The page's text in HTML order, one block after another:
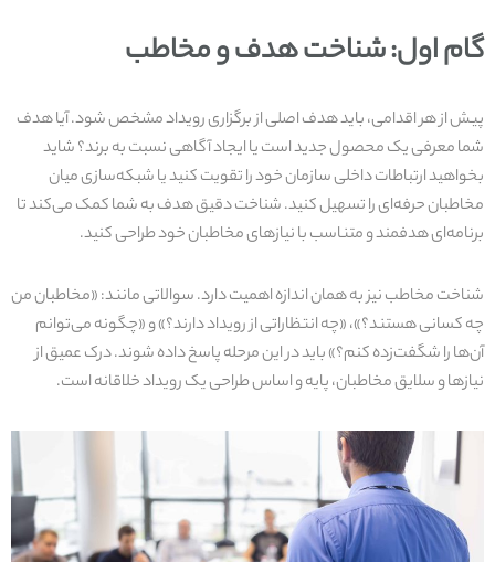
گام اول: شناخت هدف و مخاطب
پیش از هر اقدامی، باید هدف اصلی از برگزاری رویداد مشخص شود. آیا هدف
شما معرفی یک محصول جدید است یا ایجاد آگاهی نسبت به برند؟ شاید
بخواهید ارتباطات داخلی سازمان خود را تقویت کنید یا شبکه‌سازی میان
مخاطبان حرفه‌ای را تسهیل کنید. شناخت دقیق هدف به شما کمک می‌کند تا
برنامه‌ای هدفمند و متناسب با نیازهای مخاطبان خود طراحی کنید.
شناخت مخاطب نیز به همان اندازه اهمیت دارد. سوالاتی مانند: «مخاطبان من
چه کسانی هستند؟»، «چه انتظاراتی از رویداد دارند؟» و «چگونه می‌توانم
آن‌ها را شگفت‌زده کنم؟» باید در این مرحله پاسخ داده شوند. درک عمیق از
نیازها و سلایق مخاطبان، پایه و اساس طراحی یک رویداد خلاقانه است.